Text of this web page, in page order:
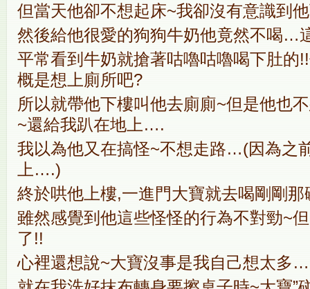
但當天他卻不想起床~我卻沒有意識到
然後給他很愛的狗狗牛奶他竟然不喝…
平常看到牛奶就搶著咕嚕咕嚕喝下肚的
概是想上廁所吧?
所以就帶他下樓叫他去廁廁~但是他也
~還給我趴在地上….
我以為他又在搞怪~不想走路…(因為之
上….)
終於哄他上樓,一進門大寶就去喝剛剛那
雖然感覺到他這些怪怪的行為不對勁~
了!!
心裡還想說~大寶沒事是我自己想太多…